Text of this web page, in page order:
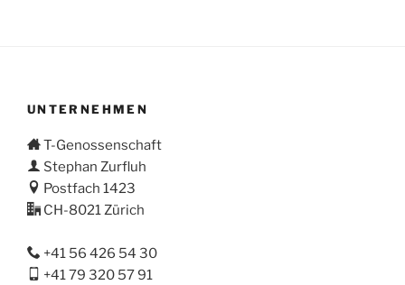
UNTERNEHMEN
T-Genossenschaft
Stephan Zurfluh
Postfach 1423
CH-8021 Zürich
+41 56 426 54 30
+41 79 320 57 91